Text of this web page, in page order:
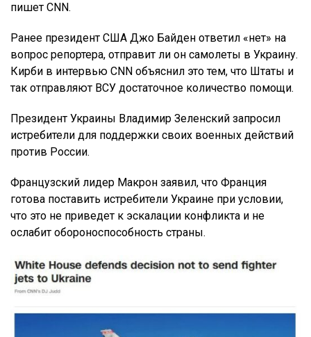
пишет CNN.
Ранее президент США Джо Байден ответил «нет» на
вопрос репортера, отправит ли он самолеты в Украину.
Кирби в интервью СNN объяснил это тем, что Штаты и
так отправляют ВСУ достаточное количество помощи.
Президент Украины Владимир Зеленский запросил
истребители для поддержки своих военных действий
против России.
Французский лидер Макрон заявил, что Франция
готова поставить истребители Украине при условии,
что это не приведет к эскалации конфликта и не
ослабит обороноспособность страны.